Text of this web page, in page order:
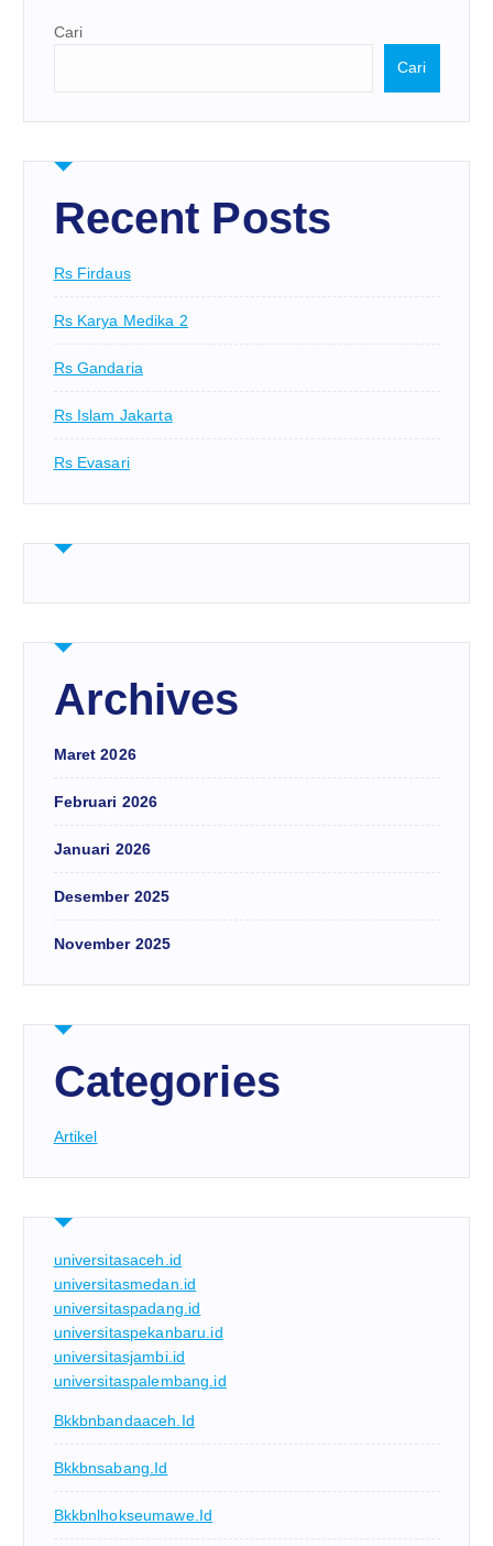
Cari
Cari
Recent Posts
Rs Firdaus
Rs Karya Medika 2
Rs Gandaria
Rs Islam Jakarta
Rs Evasari
Archives
Maret 2026
Februari 2026
Januari 2026
Desember 2025
November 2025
Categories
Artikel
universitasaceh.id
universitasmedan.id
universitaspadang.id
universitaspekanbaru.id
universitasjambi.id
universitaspalembang.id
Bkkbnbandaaceh.id
Bkkbnsabang.id
Bkkbnlhokseumawe.id